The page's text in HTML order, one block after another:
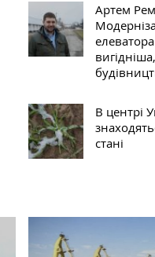
Артем
В центрі
стані